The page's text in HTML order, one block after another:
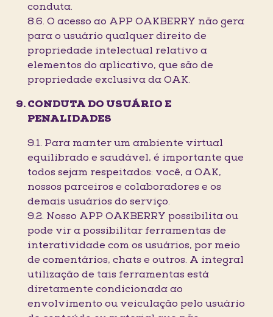
conduta.
8.6. O acesso ao APP OAKBERRY não gera
para o usuário qualquer direito de
propriedade intelectual relativo a
elementos do aplicativo, que são de
propriedade exclusiva da OAK.
CONDUTA DO USUÁRIO E
PENALIDADES
9.1. Para manter um ambiente virtual
equilibrado e saudável, é importante que
todos sejam respeitados: você, a OAK,
nossos parceiros e colaboradores e os
demais usuários do serviço.
9.2. Nosso APP OAKBERRY possibilita ou
pode vir a possibilitar ferramentas de
interatividade com os usuários, por meio
de comentários, chats e outros. A integral
utilização de tais ferramentas está
diretamente condicionada ao
envolvimento ou veiculação pelo usuário